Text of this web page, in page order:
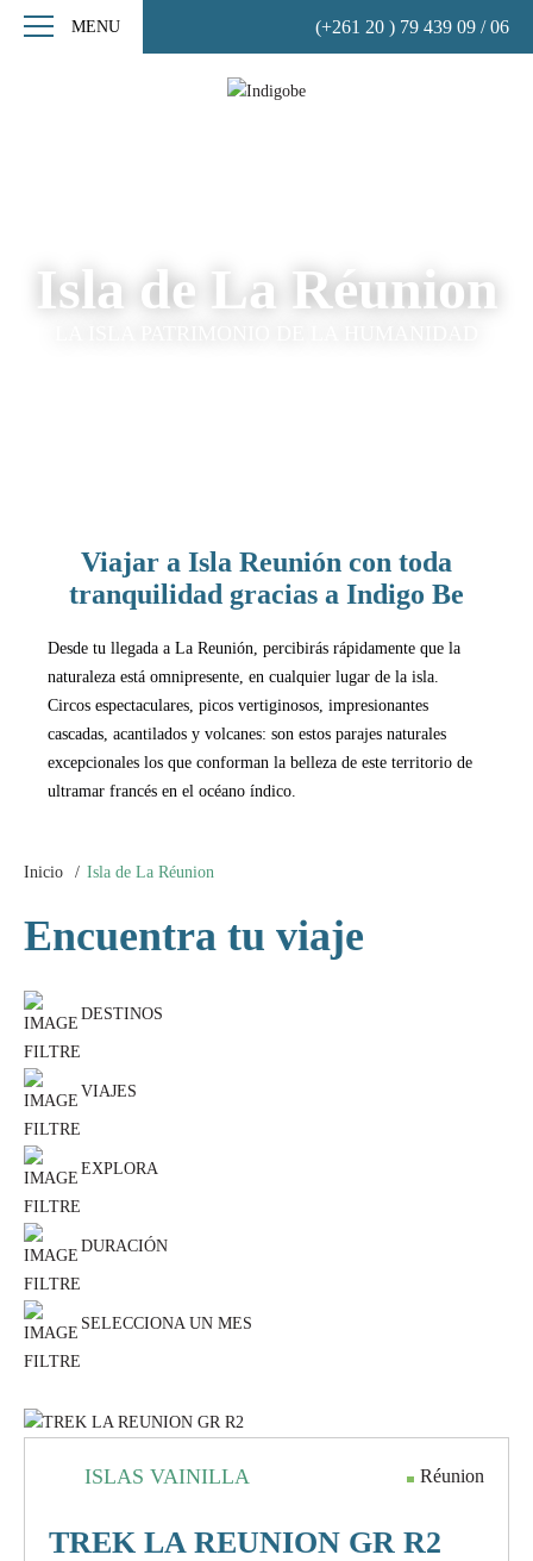
MENU (+261 20 ) 79 439 09 / 06
Isla de La Réunion
Viajar a Isla Reunión con toda
tranquilidad gracias a Indigo Be
Desde tu llegada a La Reunión, percibirás rápidamente que la
naturaleza está omnipresente, en cualquier lugar de la isla.
Circos espectaculares, picos vertiginosos, impresionantes
cascadas, acantilados y volcanes: son estos parajes naturales
excepcionales los que conforman la belleza de este territorio de
ultramar francés en el océano índico.
Inicio Isla de La Réunion
Encuentra tu viaje
DESTINOS
VIAJES
EXPLORA
DURACIÓN
SELECCIONA UN MES
ISLAS VAINILLA Réunion
TREK LA REUNION GR R2